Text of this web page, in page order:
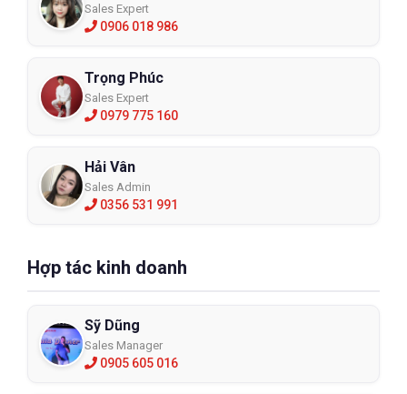
Sales Expert
0906 018 986
Trọng Phúc
Sales Expert
0979 775 160
Hải Vân
Sales Admin
0356 531 991
Hợp tác kinh doanh
Sỹ Dũng
Sales Manager
0905 605 016